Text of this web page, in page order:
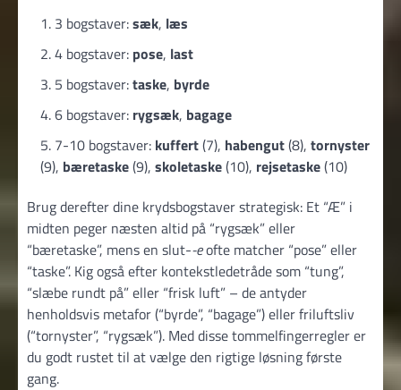
3 bogstaver:sæk, læs
4 bogstaver: pose, last
5 bogstaver:taske, byrde
6 bogstaver: rygsæk, bagage
7-10 bogstaver: kuffert(7), habengut(8), tornyster
(9), bæretaske(9), skoletaske(10), rejsetaske(10)
Brug derefter dine krydsbogstaver strategisk: Et “Æ” i
midten peger næsten altid på “rygsæk” eller
“bæretaske”, mens en slut--eofte matcher “pose” eller
“taske”. Kig også efter kontekstledetråde som “tung”,
“slæbe rundt på” eller “frisk luft” – de antyder
henholdsvis metafor (“byrde”, “bagage”) eller friluftsliv
(“tornyster”, “rygsæk”). Med disse tommelfingerregler er
du godt rustet til at vælge den rigtige løsning første
gang.